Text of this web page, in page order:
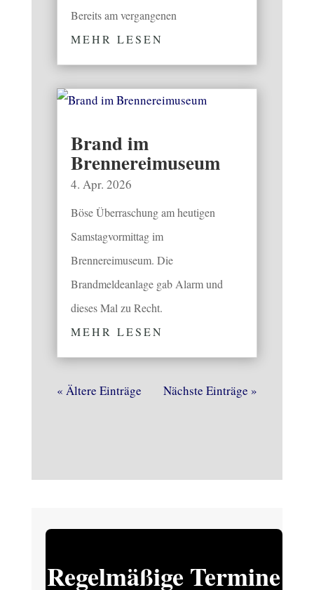
Bereits am vergangenen
MEHR LESEN
Brand im
Brennereimuseum
4. Apr. 2026
Böse Überraschung am heutigen
Samstagvormittag im
Brennereimuseum. Die
Brandmeldeanlage gab Alarm und
dieses Mal zu Recht.
MEHR LESEN
« Ältere Einträge Nächste Einträge »
Regelmäßige Termine